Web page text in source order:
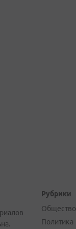
Рубрики
Общество
Политика